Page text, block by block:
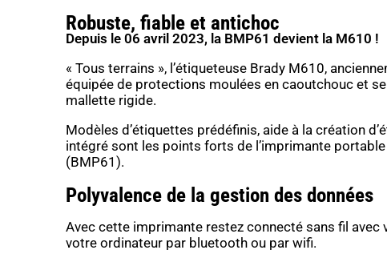
Robuste, fiable et antichoc
Depuis le 06 avril 2023, la BMP61 devient la M610 !
« Tous terrains », l’étiqueteuse Brady M610,
équipée de protections moulées en caoutchouc et
mallette rigide.
Modèles d’étiquettes prédéfinis, aide à la création
intégré sont les points forts de l’imprimante
(BMP61).
Polyvalence de la gestion des données
Avec cette imprimante restez connecté sans fil avec
votre ordinateur par bluetooth ou par wifi.